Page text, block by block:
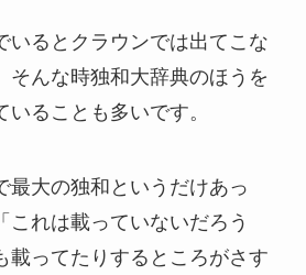
いるとクラウンでは出てこな
そんな時独和大辞典のほうを
ることも多いです。
最大の独和というだけあっ
これは載っていないだろう
載ってたりするところがさす